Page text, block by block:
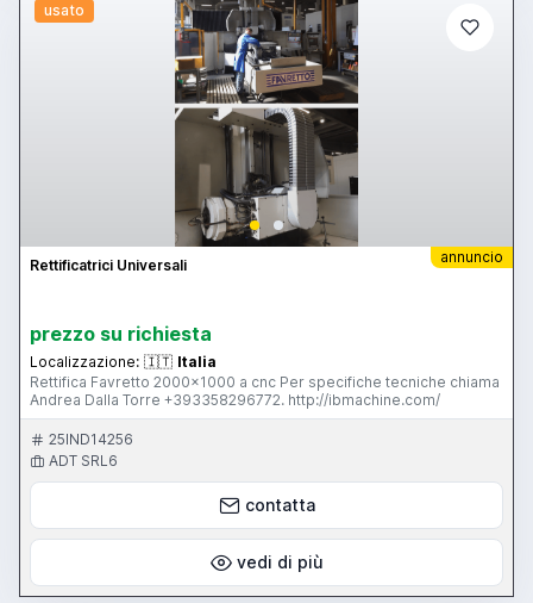
usato
annuncio
Rettificatrici Universali
prezzo su richiesta
Localizzazione: 🇮🇹 Italia
Rettifica Favretto 2000x1000 a cnc Per specifiche tecniche chiama
Andrea Dalla Torre +393358296772. http://ibmachine.com/
25IND14256
ADT SRL6
contatta
vedi di più